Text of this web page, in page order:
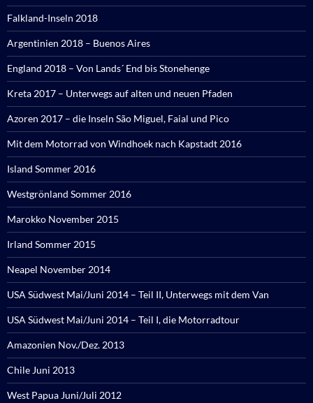
Falkland-Inseln 2018
Argentinien 2018 – Buenos Aires
England 2018 – Von Lands´ End bis Stonehenge
Kreta 2017 – Unterwegs auf alten und neuen Pfaden
Azoren 2017 – die Inseln São Miguel, Faial und Pico
Mit dem Motorrad von Windhoek nach Kapstadt 2016
Island Sommer 2016
Westgrönland Sommer 2016
Marokko November 2015
Irland Sommer 2015
Neapel November 2014
USA Südwest Mai/Juni 2014 – Teil II, Unterwegs mit dem Van
USA Südwest Mai/Juni 2014 – Teil I, die Motorradtour
Amazonien Nov./Dez. 2013
Chile Juni 2013
West Papua Juni/Juli 2012